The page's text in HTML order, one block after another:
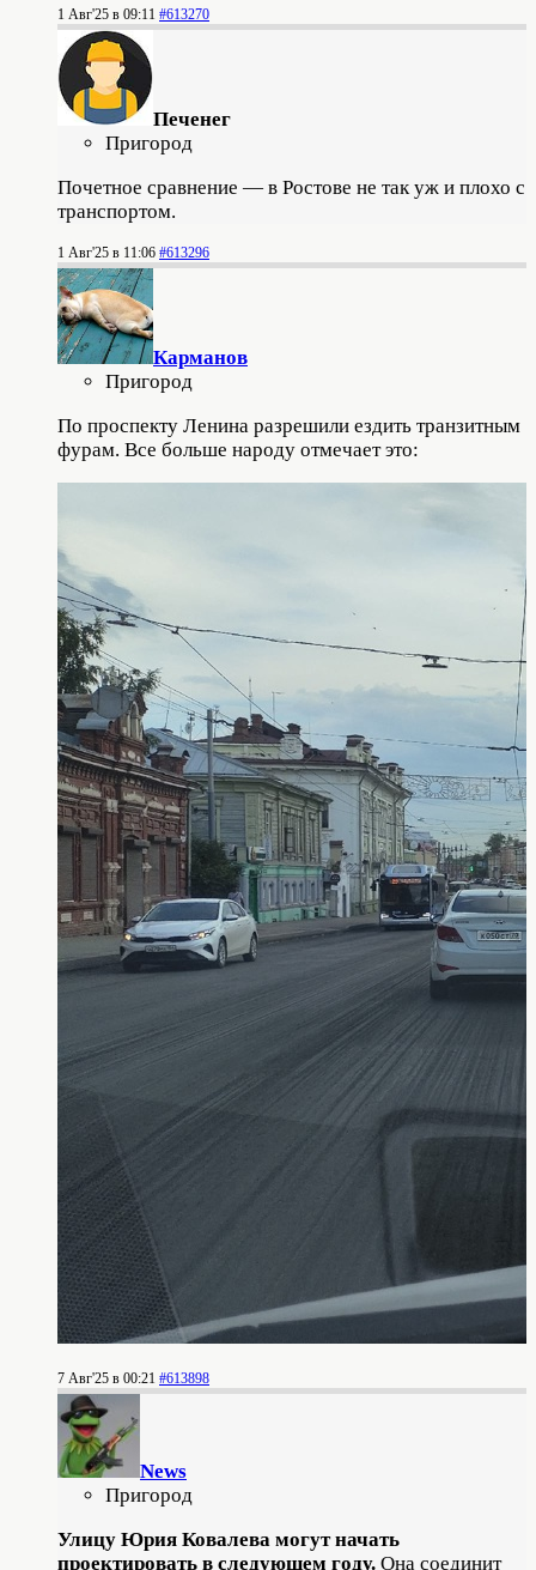
1 Авг'25 в 09:11 #613270
Печенег
Пригород
Почетное сравнение — в Ростове не так уж и плохо с
транспортом.
1 Авг'25 в 11:06 #613296
Карманов
Пригород
По проспекту Ленина разрешили ездить транзитным
фурам. Все больше народу отмечает это:
7 Авг'25 в 00:21 #613898
News
Пригород
Улицу Юрия Ковалева могут начать
проектировать в следующем году. Она соединит